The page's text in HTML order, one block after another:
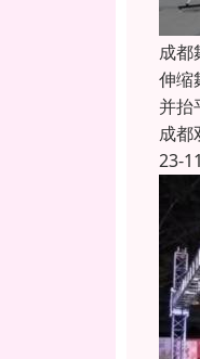
成都
伸缩
并抬
成都
23-